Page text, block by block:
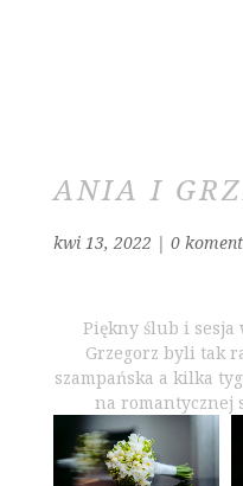
ANIA I
kwi 13, 2022 | 0
Piękny ślub i sesja
Grzegorz byli tak
szampańska a kilka
na romantycznej